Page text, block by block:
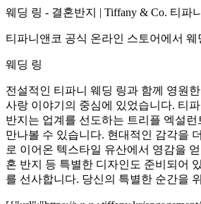
웨딩 링 - 결혼반지 | Tiffany & Co. 티파
티파니앤코 공식 온라인 스토어에서
웨딩 링
전설적인 티파니 웨딩 링과 함께 영원
사랑 이야기의 중심에 있었습니다. 티
반지는 업계를 선도하는 트리플 엑설
만나볼 수 있습니다. 현대적인 감각을
로 이어온 텍스타일 유산에서 영감을
혼 반지 등 특별한 디자인도 준비되어
를 선사합니다. 당신의 특별한 순간을